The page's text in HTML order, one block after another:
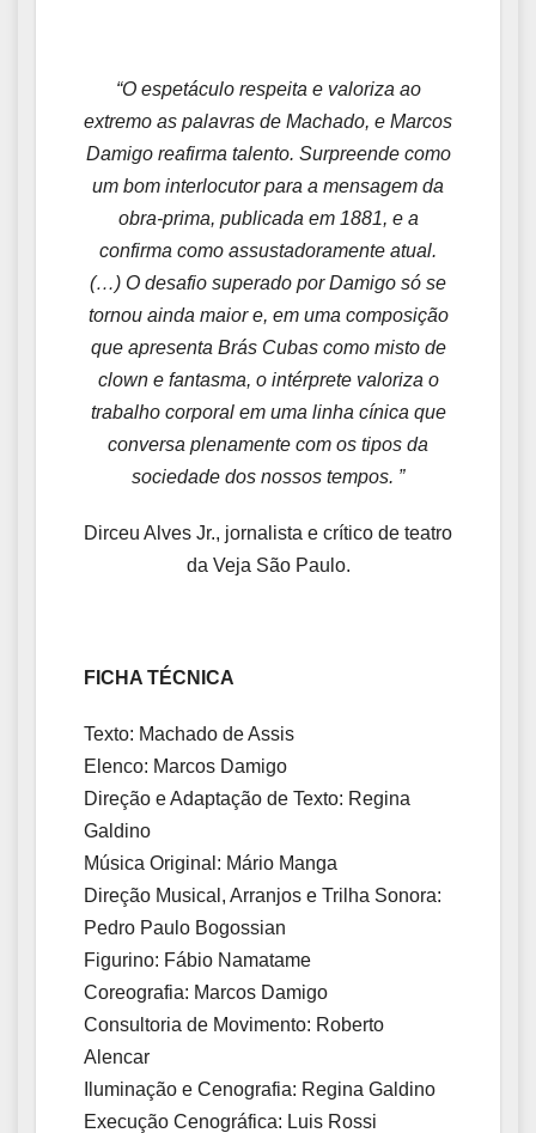
“O espetáculo respeita e valoriza ao
extremo as palavras de Machado, e Marcos
Damigo reafirma talento. Surpreende como
um bom interlocutor para a mensagem da
obra-prima, publicada em 1881, e a
confirma como assustadoramente atual.
(…) O desafio superado por Damigo só se
tornou ainda maior e, em uma composição
que apresenta Brás Cubas como misto de
clown e fantasma, o intérprete valoriza o
trabalho corporal em uma linha cínica que
conversa plenamente com os tipos da
sociedade dos nossos tempos. ”
Dirceu Alves Jr., jornalista e crítico de teatro
da Veja São Paulo.
FICHA TÉCNICA
Texto: Machado de Assis
Elenco: Marcos Damigo
Direção e Adaptação de Texto: Regina
Galdino
Música Original: Mário Manga
Direção Musical, Arranjos e Trilha Sonora:
Pedro Paulo Bogossian
Figurino: Fábio Namatame
Coreografia: Marcos Damigo
Consultoria de Movimento: Roberto
Alencar
Iluminação e Cenografia: Regina Galdino
Execução Cenográfica: Luis Rossi